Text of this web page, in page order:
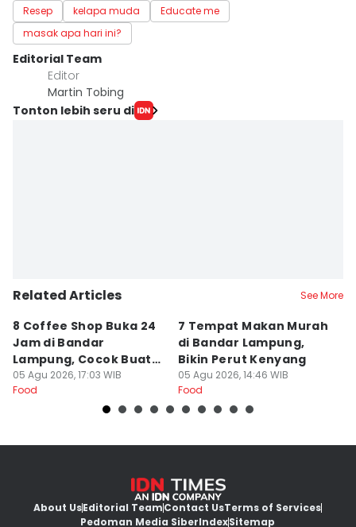
Resep kelapa muda
Educate me
masak apa hari ini?
Editorial Team
Editor
Martin Tobing
Tonton lebih seru di
Related Articles See More
8 Coffee Shop Buka 24
Jam di Bandar
Lampung, Cocok Buat
Begadang
05 Agu 2026, 17:03 WIB
Food
7 Tempat Makan Murah
di Bandar Lampung,
Bikin Perut Kenyang
05 Agu 2026, 14:46 WIB
Food
About UsEditorial TeamContact UsTerms of Services
Pedoman Media SiberIndexSitemap